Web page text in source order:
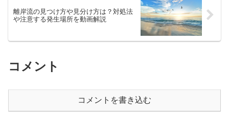
離岸流の見つけ方や見分け方は？対処法
や注意する発生場所を動画解説
コメント
コメントを書き込む